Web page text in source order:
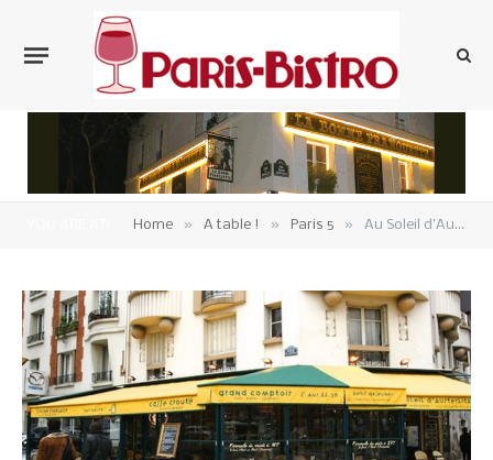
Home » A table ! » Paris 5 » Au Soleil d’Austerlitz